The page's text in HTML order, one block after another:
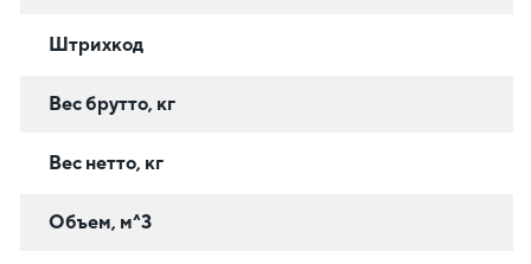
Штрихкод
Вес брутто, кг
Вес нетто, кг
Объем, м^3